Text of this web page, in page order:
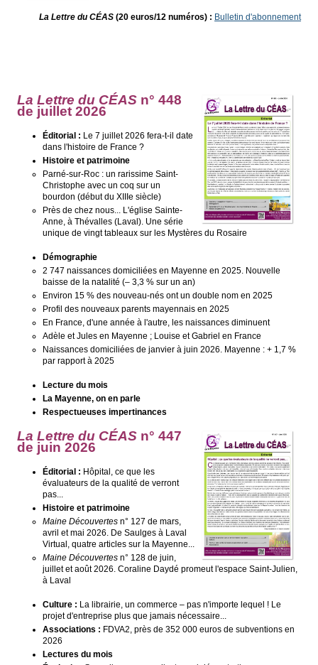
La Lettre du CÉAS(20 euros/12 numéros) : Bulletin d'abonnement
La Lettre du CÉASn° 448
de juillet 2026
Éditorial : Le 7 juillet 2026 fera-t-il date
dans l'histoire de France ?
Histoire et patrimoine
Parné-sur-Roc : un rarissime Saint-
Christophe avec un coq sur un
bourdon (début du XIIIe siècle)
Près de chez nous... L'église Sainte-
Anne, à Thévalles (Laval). Une série
unique de vingt tableaux sur les Mystères du Rosaire
Démographie
2 747 naissances domiciliées en Mayenne en 2025. Nouvelle
baisse de la natalité (– 3,3 % sur un an)
Environ 15 % des nouveau-nés ont un double nom en 2025
Profil des nouveaux parents mayennais en 2025
En France, d'une année à l'autre, les naissances diminuent
Adèle et Jules en Mayenne ; Louise et Gabriel en France
Naissances domiciliées de janvier à juin 2026. Mayenne : + 1,7 %
par rapport à 2025
Lecture du mois
La Mayenne, on en parle
Respectueuses impertinances
La Lettre du CÉASn° 447
de juin 2026
Éditorial : Hôpital, ce que les
évaluateurs de la qualité de verront
pas...
Histoire et patrimoine
Maine Découvertesn° 127 de mars,
avril et mai 2026. De Saulges à Laval
Virtual, quatre articles sur la Mayenne...
Maine Découvertes n° 128 de juin,
juillet et août 2026. Coraline Daydé promeut l'espace Saint-Julien,
à Laval
Culture : La librairie, un commerce – pas n'importe lequel ! Le
projet d'entreprise plus que jamais nécessaire...
Associations : FDVA2, près de 352 000 euros de subventions en
2026
Lectures du mois